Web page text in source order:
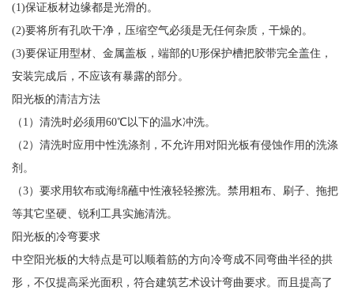
(1)保证板材边缘都是光滑的。
(2)要将所有孔吹干净，压缩空气必须是无任何杂质，干燥的。
(3)要保证用型材、金属盖板，端部的U形保护槽把胶带完全盖住，
安装完成后，不应该有暴露的部分。
阳光板的清洁方法
（1）清洗时必须用60℃以下的温水冲洗。
（2）清洗时应用中性洗涤剂，不允许用对阳光板有侵蚀作用的洗涤
剂。
（3）要求用软布或海绵蘸中性液轻轻擦洗。禁用粗布、刷子、拖把
等其它坚硬、锐利工具实施清洗。
阳光板的冷弯要求
中空阳光板的大特点是可以顺着筋的方向冷弯成不同弯曲半径的拱
形，不仅提高采光面积，符合建筑艺术设计弯曲要求。而且提高了